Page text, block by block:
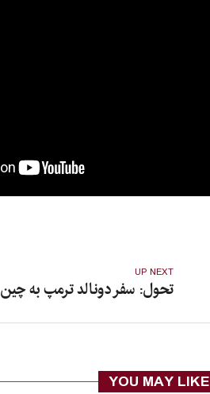
UP NEXT
تحول: سفر دونالد ترمپ به چین
YOU MAY LIKE